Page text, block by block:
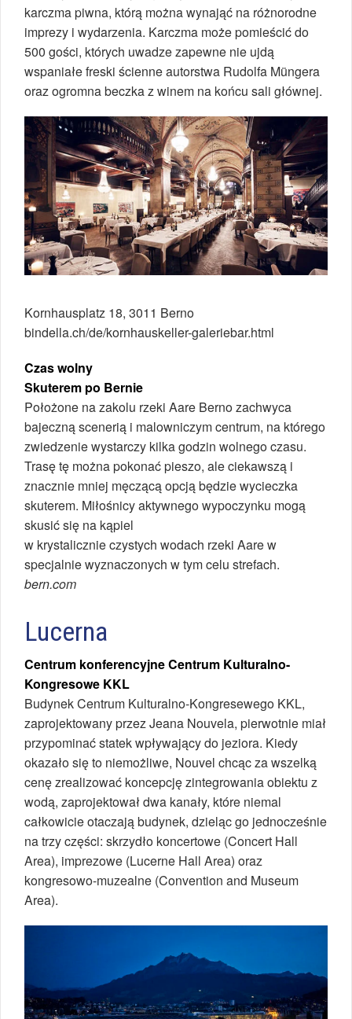
karczma piwna, którą można wynająć na różnorodne
imprezy i wydarzenia. Karczma może pomieścić do
500 gości, których uwadze zapewne nie ujdą
wspaniałe freski ścienne autorstwa Rudolfa Müngera
oraz ogromna beczka z winem na końcu sali głównej.
Kornhausplatz 18, 3011 Berno
bindella.ch/de/kornhauskeller-galeriebar.html
Czas wolny
Skuterem po Bernie
Położone na zakolu rzeki Aare Berno zachwyca
bajeczną scenerią i malowniczym centrum, na którego
zwiedzenie wystarczy kilka godzin wolnego czasu.
Trasę tę można pokonać pieszo, ale ciekawszą i
znacznie mniej męczącą opcją będzie wycieczka
skuterem. Miłośnicy aktywnego wypoczynku mogą
skusić się na kąpiel
w krystalicznie czystych wodach rzeki Aare w
specjalnie wyznaczonych w tym celu strefach.
bern.com
Lucerna
Centrum konferencyjne Centrum Kulturalno-
Kongresowe KKL
Budynek Centrum Kulturalno-Kongresewego KKL,
zaprojektowany przez Jeana Nouvela, pierwotnie miał
przypominać statek wpływający do jeziora. Kiedy
okazało się to niemożliwe, Nouvel chcąc za wszelką
cenę zrealizować koncepcję zintegrowania obiektu z
wodą, zaprojektował dwa kanały, które niemal
całkowicie otaczają budynek, dzieląc go jednocześnie
na trzy części: skrzydło koncertowe (Concert Hall
Area), imprezowe (Lucerne Hall Area) oraz
kongresowo-muzealne (Convention and Museum
Area).